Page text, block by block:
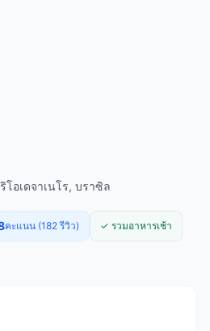
โอเดจาเนโร, บราซิล
คะแนน (182 รีวิว) ✓ รวมอาหารเช้า